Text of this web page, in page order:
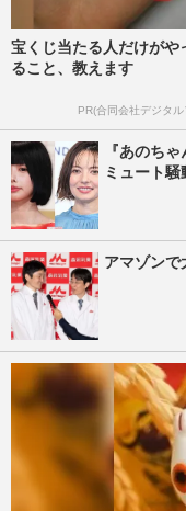
宝くじ当たる人だけがや
ること、教えます
PR(合同会社デジタ
『あのち
ミュート
アマゾンで